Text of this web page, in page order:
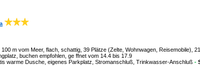
100 m vom Meer, flach, schattig, 39 Plätze (Zelte, Wohnwagen, Reisemobile),
buchen empfohlen, ge ffnet vom 14.4 bis 17.9
warme Dusche, eigenes Parkplatz, Stromanschluß, Trinkwasser-Anschluß -